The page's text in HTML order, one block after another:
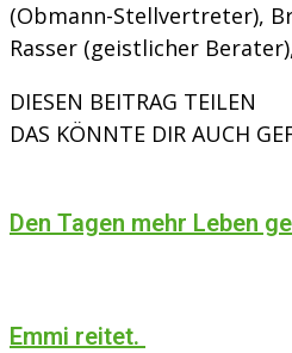
(Obmann-Stellvertreter),
Rasser (geistlicher
DIESEN BEITRAG TEILEN
DAS KÖNNTE DIR AUCH
Den Tagen mehr Leben
Emmi reitet.